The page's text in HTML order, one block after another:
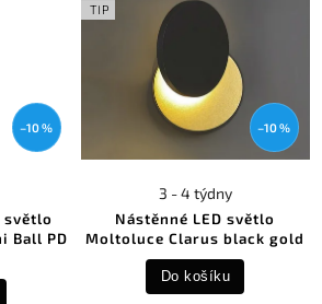
–10 %
světlo
Ball PD
TIP
–10 %
Nástěnné LED světlo
Moltoluce Clarus black gold
3 - 4 týdny
Do košíku